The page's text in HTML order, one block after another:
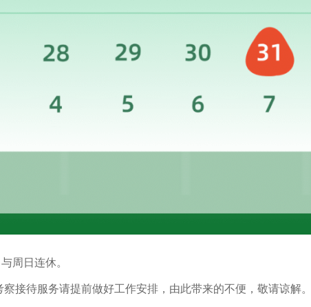
周日连休。
接待服务请提前做好工作安排，由此带来的不便，敬请谅解。